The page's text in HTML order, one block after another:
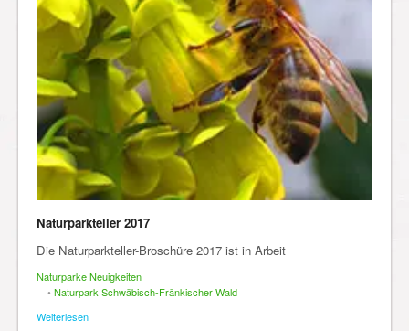
Naturparkteller 2017
Die Naturparkteller-Broschüre 2017 ist in Arbeit
Naturparke Neuigkeiten
• Naturpark Schwäbisch-Fränkischer Wald
Weiterlesen